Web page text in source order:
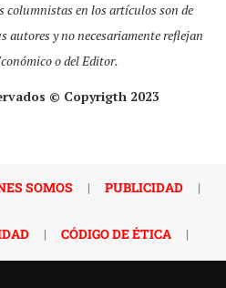
columnistas en los artículos son de
autores y no necesariamente reflejan
o del Editor.
© Copyrigth 2023
SOMOS | PUBLICIDAD |
| CÓDIGO DE ÉTICA |